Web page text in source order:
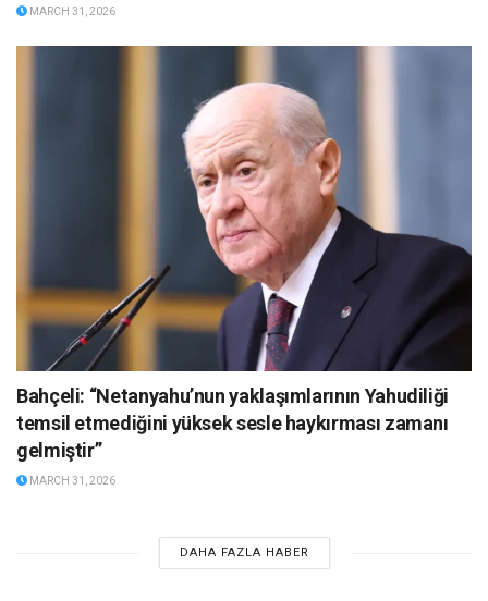
MARCH 31, 2026
Bahçeli: “Netanyahu’nun yaklaşımlarının Yahudiliği
temsil etmediğini yüksek sesle haykırması zamanı
gelmiştir”
MARCH 31, 2026
DAHA FAZLA HABER